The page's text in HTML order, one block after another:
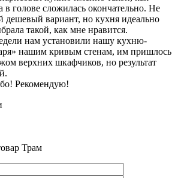
в голове сложилась окончательно. Не
дешевый вариант, но кухня идеально
такой, как мне нравится.
нам установили нашу кухню-
нашим кривым стенам, им пришлось
верхних шкафчиков, но результат
Рекомендую!
Трам